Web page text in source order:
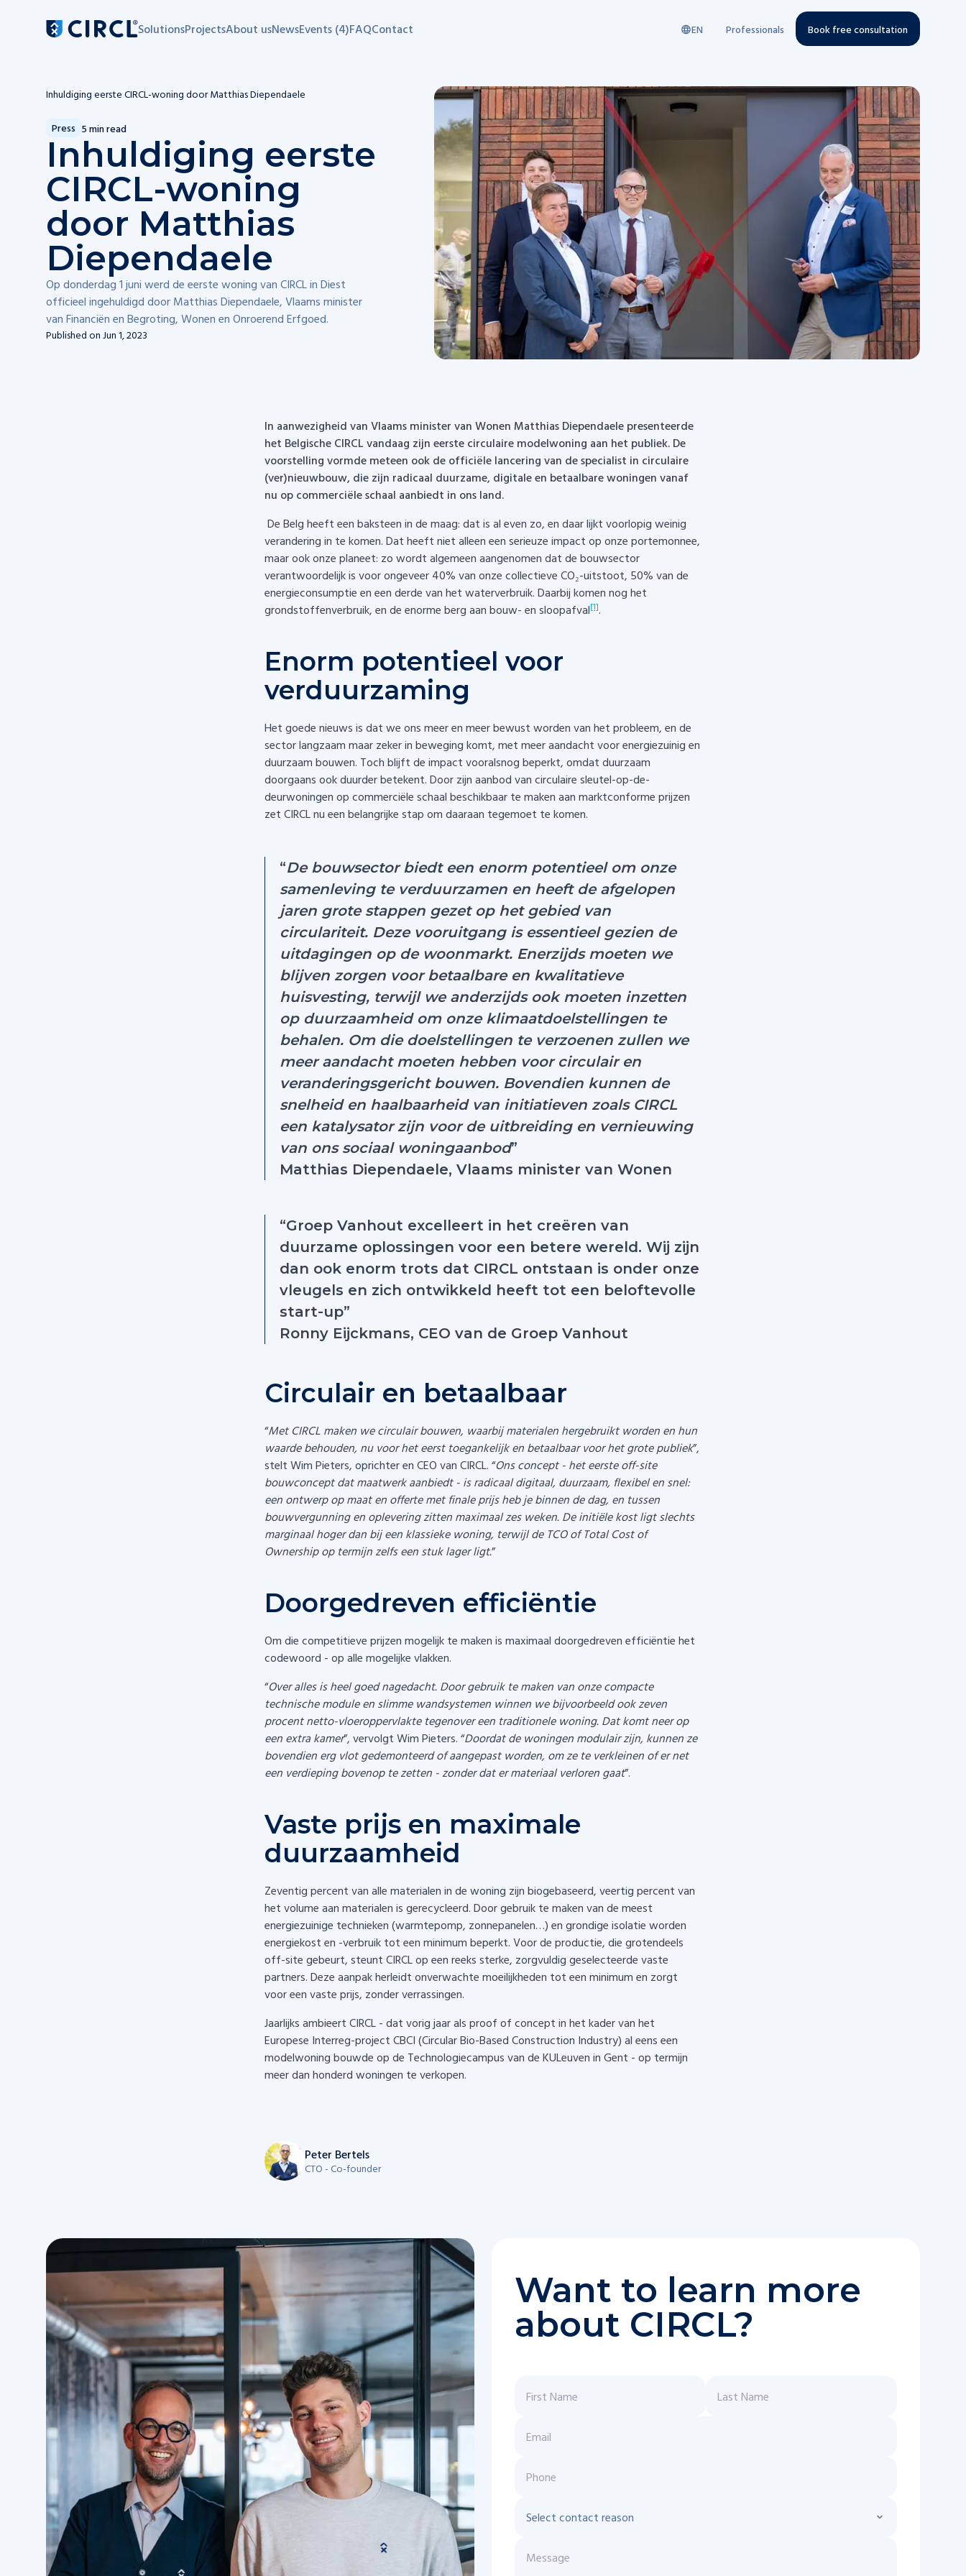
Main navigation SolutionsProjectsAbout usNewsEvents (4)FAQContact EN Professionals Book free consultation
Inhuldiging eerste CIRCL-woning door Matthias Diependaele
Press 5 min read
Inhuldiging eerste
CIRCL-woning
door Matthias
Diependaele
Op donderdag 1 juni werd de eerste woning van CIRCL in Diest
officieel ingehuldigd door Matthias Diependaele, Vlaams minister
van Financiën en Begroting, Wonen en Onroerend Erfgoed.
Published onJun 1, 2023
In aanwezigheid van Vlaams minister van Wonen Matthias Diependaele presenteerde
het Belgische CIRCL vandaag zijn eerste circulaire modelwoning aan het publiek. De
voorstelling vormde meteen ook de officiële lancering van de specialist in circulaire
(ver)nieuwbouw, die zijn radicaal duurzame, digitale en betaalbare woningen vanaf
nu op commerciële schaal aanbiedt in ons land.
De Belg heeft een baksteen in de maag: dat is al even zo, en daar lijkt voorlopig weinig
verandering in te komen. Dat heeft niet alleen een serieuze impact op onze portemonnee,
maar ook onze planeet: zo wordt algemeen aangenomen dat de bouwsector
verantwoordelijk is voor ongeveer 40% van onze collectieve CO₂-uitstoot, 50% van de
energieconsumptie en een derde van het waterverbruik. Daarbij komen nog het
grondstoffenverbruik, en de enorme berg aan bouw- en sloopafval[1].
Enorm potentieel voor
verduurzaming
Het goede nieuws is dat we ons meer en meer bewust worden van het probleem, en de
sector langzaam maar zeker in beweging komt, met meer aandacht voor energiezuinig en
duurzaam bouwen. Toch blijft de impact vooralsnog beperkt, omdat duurzaam
doorgaans ook duurder betekent. Door zijn aanbod van circulaire sleutel-op-de-
deurwoningen op commerciële schaal beschikbaar te maken aan marktconforme prijzen
zet CIRCL nu een belangrijke stap om daaraan tegemoet te komen.
“De bouwsector biedt een enorm potentieel om onze
samenleving te verduurzamen en heeft de afgelopen
jaren grote stappen gezet op het gebied van
circulariteit. Deze vooruitgang is essentieel gezien de
uitdagingen op de woonmarkt. Enerzijds moeten we
blijven zorgen voor betaalbare en kwalitatieve
huisvesting, terwijl we anderzijds ook moeten inzetten
op duurzaamheid om onze klimaatdoelstellingen te
behalen. Om die doelstellingen te verzoenen zullen we
meer aandacht moeten hebben voor circulair en
veranderingsgericht bouwen. Bovendien kunnen de
snelheid en haalbaarheid van initiatieven zoals CIRCL
een katalysator zijn voor de uitbreiding en vernieuwing
van ons sociaal woningaanbod”
Matthias Diependaele, Vlaams minister van Wonen
“Groep Vanhout excelleert in het creëren van
duurzame oplossingen voor een betere wereld. Wij zijn
dan ook enorm trots dat CIRCL ontstaan is onder onze
vleugels en zich ontwikkeld heeft tot een beloftevolle
start-up”
Ronny Eijckmans, CEO van de Groep Vanhout
Circulair en betaalbaar
“Met CIRCL maken we circulair bouwen, waarbij materialen hergebruikt worden en hun
waarde behouden, nu voor het eerst toegankelijk en betaalbaar voor het grote publiek”,
stelt Wim Pieters, oprichter en CEO van CIRCL. “Ons concept - het eerste off-site
bouwconcept dat maatwerk aanbiedt - is radicaal digitaal, duurzaam, flexibel en snel:
een ontwerp op maat en offerte met finale prijs heb je binnen de dag, en tussen
bouwvergunning en oplevering zitten maximaal zes weken. De initiële kost ligt slechts
marginaal hoger dan bij een klassieke woning, terwijl de TCO of Total Cost of
Ownership op termijn zelfs een stuk lager ligt.”
Doorgedreven efficiëntie
Om die competitieve prijzen mogelijk te maken is maximaal doorgedreven efficiëntie het
codewoord - op alle mogelijke vlakken.
“Over alles is heel goed nagedacht. Door gebruik te maken van onze compacte
technische module en slimme wandsystemen winnen we bijvoorbeeld ook zeven
procent netto-vloeroppervlakte tegenover een traditionele woning. Dat komt neer op
een extra kamer”, vervolgt Wim Pieters. “Doordat de woningen modulair zijn, kunnen ze
bovendien erg vlot gedemonteerd of aangepast worden, om ze te verkleinen of er net
een verdieping bovenop te zetten - zonder dat er materiaal verloren gaat”.
Vaste prijs en maximale
duurzaamheid
Zeventig percent van alle materialen in de woning zijn biogebaseerd, veertig percent van
het volume aan materialen is gerecycleerd. Door gebruik te maken van de meest
energiezuinige technieken (warmtepomp, zonnepanelen…) en grondige isolatie worden
energiekost en -verbruik tot een minimum beperkt. Voor de productie, die grotendeels
off-site gebeurt, steunt CIRCL op een reeks sterke, zorgvuldig geselecteerde vaste
partners. Deze aanpak herleidt onverwachte moeilijkheden tot een minimum en zorgt
voor een vaste prijs, zonder verrassingen.
Jaarlijks ambieert CIRCL - dat vorig jaar als proof of concept in het kader van het
Europese Interreg-project CBCI (Circular Bio-Based Construction Industry) al eens een
modelwoning bouwde op de Technologiecampus van de KULeuven in Gent - op termijn
meer dan honderd woningen te verkopen.
Peter Bertels
CTO - Co-founder
Want to learn more
about CIRCL?